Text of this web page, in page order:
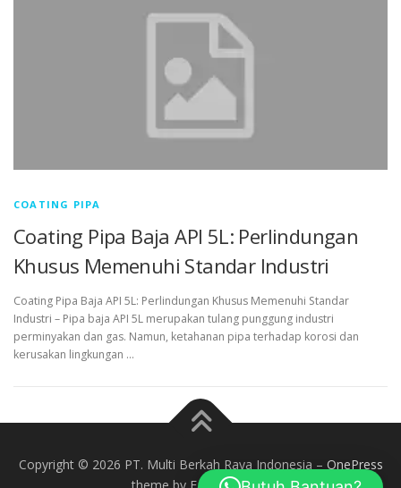
COATING PIPA
Coating Pipa Baja API 5L: Perlindungan
Khusus Memenuhi Standar Industri
Coating Pipa Baja API 5L: Perlindungan Khusus Memenuhi Standar
Industri – Pipa baja API 5L merupakan tulang punggung industri
perminyakan dan gas. Namun, ketahanan pipa terhadap korosi dan
kerusakan lingkungan …
Copyright © 2026 PT. Multi Berkah Raya Indonesia – OnePress